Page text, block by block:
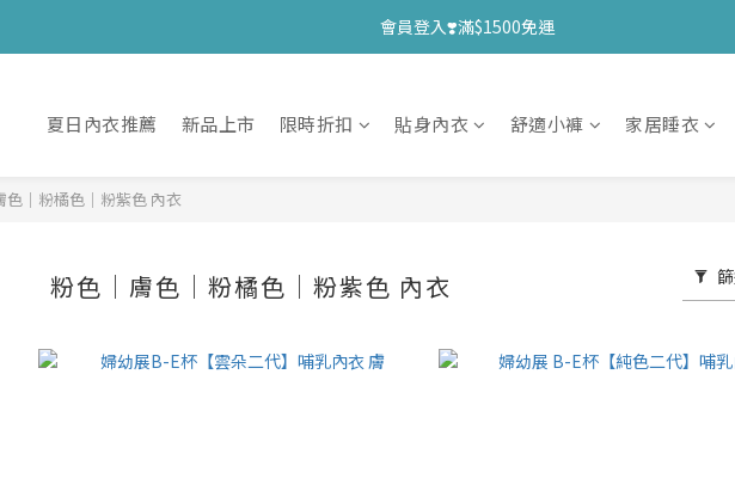
會員登入❣️滿$1500免運
夏日內衣推薦 新品上市 限時折扣 貼身內衣 舒適小褲 家居睡衣
色｜粉橘色｜粉紫色 內衣
粉色｜膚色｜粉橘色｜粉紫色 內衣